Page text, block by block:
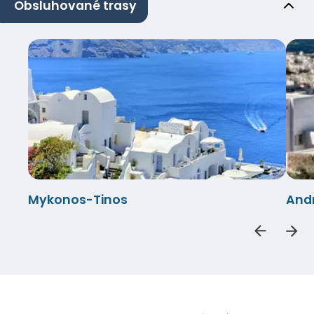
Obsluhované trasy
Mykonos-Tinos